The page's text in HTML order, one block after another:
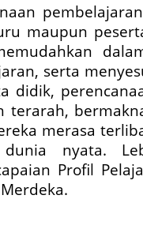
maupun
serta
didik,
terarah,
merasa
nyata.
Profil